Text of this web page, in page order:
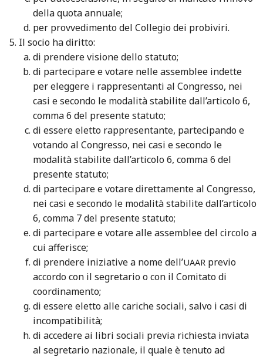
della quota annuale;
per provvedimento del Collegio dei probiviri.
Il socio ha diritto:
di prendere visione dello statuto;
di partecipare e votare nelle assemblee indette
per eleggere i rappresentanti al Congresso, nei
casi e secondo le modalità stabilite dall’articolo 6,
comma 6 del presente statuto;
di essere eletto rappresentante, partecipando e
votando al Congresso, nei casi e secondo le
modalità stabilite dall’articolo 6, comma 6 del
presente statuto;
di partecipare e votare direttamente al Congresso,
nei casi e secondo le modalità stabilite dall’articolo
6, comma 7 del presente statuto;
di partecipare e votare alle assemblee del circolo a
cui afferisce;
di prendere iniziative a nome dell’UAAR previo
accordo con il segretario o con il Comitato di
coordinamento;
di essere eletto alle cariche sociali, salvo i casi di
incompatibilità;
di accedere ai libri sociali previa richiesta inviata
al segretario nazionale, il quale è tenuto ad